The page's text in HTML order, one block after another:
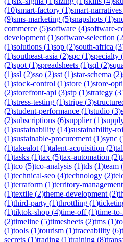
(10)smart-factory (1)smart-narratives
(9)sms-marketing (5)snapshots (1)
commerce (5)software (4)software-
development (1)software-selection (2
(1)solutions (1)sop (2)south-africa (3
(1)southeast-asia (2)spc (1)specialty (
(2)spot (1)spreadsheets (1)sql (2)
(1)ssl (2)sso (2)sst (1)star-schema (2)
(1)stock-control (1)store (1)store-
(2)storefront-api (3)stp (1)strategy (
(1)stress-testing (1)stripe (3)
(2)student-performance (1)studio (3)
(2)subscriptions (6)supplier(1)
(1)sustainability (14)sustainability-roi
(1)sustainable-procurement (1)sync (
(1)takealot (1)talent-acquisition (2)
(1)tasks (1)tax (5)tax-automation (2)
(1)tco (5)tco-analysis (1)tds (1)team (
(1)technical-seo (4)technology (2)
(1)terraform (1)territory-management
(1)textile (2)theme-development (2)
(1)third-party (1)throttling (1)
(1)tiktok-shop (4)time-off(1)time-
(2)timeline (5)timesheets (2)tms (1)
(1)tools (1)tourism (1)traceability (6)
secrets (1)trading (1)training (8)